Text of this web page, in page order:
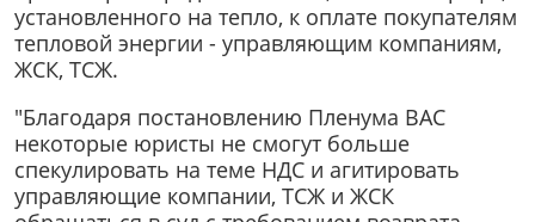
установленного на тепло, к оплате покупателям
тепловой энергии - управляющим компаниям,
ЖСК, ТСЖ.
"Благодаря постановлению Пленума ВАС
некоторые юристы не смогут больше
спекулировать на теме НДС и агитировать
управляющие компании, ТСЖ и ЖСК